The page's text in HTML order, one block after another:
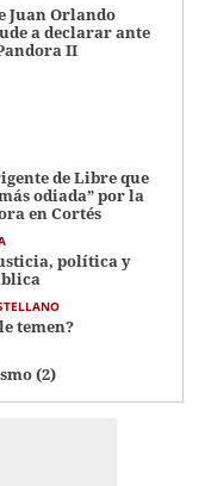
Juan Orlando
a declarar ante
II
de Libre que
odiada” por la
en Cortés
política y
temen?
(2)